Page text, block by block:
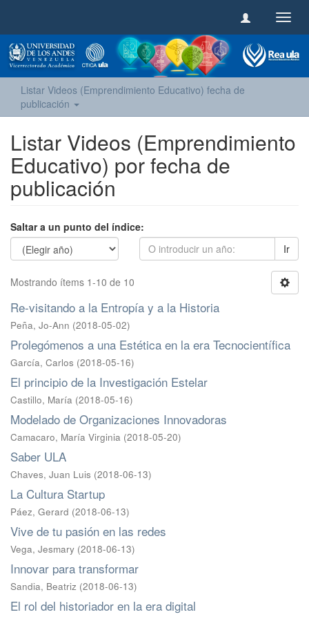
Listar Videos (Emprendimiento Educativo) fecha de
publicación
Listar Videos (Emprendimiento
Educativo) por fecha de
publicación
Saltar a un punto del índice:
Ir
Mostrando ítems 1-10 de 10
Re-visitando a la Entropía y a la Historia
Peña, Jo-Ann (2018-05-02)
Prolegómenos a una Estética en la era Tecnocientífica
García, Carlos (2018-05-16)
El principio de la Investigación Estelar
Castillo, María (2018-05-16)
Modelado de Organizaciones Innovadoras
Camacaro, María Virginia (2018-05-20)
Saber ULA
Chaves, Juan Luis (2018-06-13)
La Cultura Startup
Páez, Gerard (2018-06-13)
Vive de tu pasión en las redes
Vega, Jesmary (2018-06-13)
Innovar para transformar
Sandia, Beatriz (2018-06-13)
El rol del historiador en la era digital